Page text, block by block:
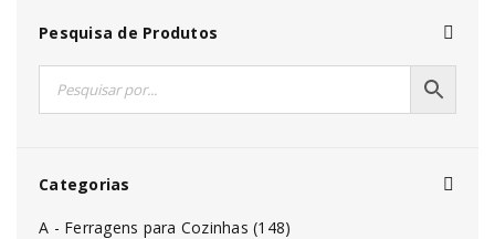
Pesquisa de Produtos
Categorias
A - Ferragens para Cozinhas (148)